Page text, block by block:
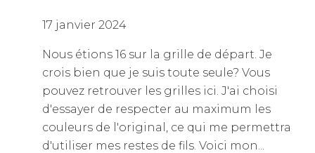
17 janvier 2024
Nous étions 16 sur la grille de départ. Je
crois bien que je suis toute seule? Vous
pouvez retrouver les grilles ici. J'ai choisi
d'essayer de respecter au maximum les
couleurs de l'original, ce qui me permettra
d'utiliser mes restes de fils. Voici mon...